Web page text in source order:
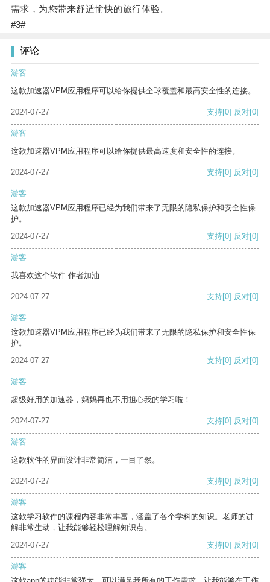
需求，为您带来舒适愉快的旅行体验。
#3#
评论
游客
这款加速器VPM应用程序可以给你提供全球覆盖和最高安全性的连接。
2024-07-27 支持[0] 反对[0]
游客
这款加速器VPM应用程序可以给你提供最高速度和安全性的连接。
2024-07-27 支持[0] 反对[0]
游客
这款加速器VPM应用程序已经为我们带来了无限的隐私保护和安全性保
护。
2024-07-27
支持[0] 反对[0]
游客
我喜欢这个软件 作者加油
2024-07-27 支持[0] 反对[0]
游客
这款加速器VPM应用程序已经为我们带来了无限的隐私保护和安全性保
护。
2024-07-27
支持[0] 反对[0]
游客
超级好用的加速器，妈妈再也不用担心我的学习啦！
2024-07-27 支持[0] 反对[0]
游客
这款软件的界面设计非常简洁，一目了然。
2024-07-27 支持[0] 反对[0]
游客
这款学习软件的课程内容非常丰富，涵盖了各个学科的知识。老师的讲
解非常生动，让我能够轻松理解知识点。
2024-07-27
支持[0] 反对[0]
游客